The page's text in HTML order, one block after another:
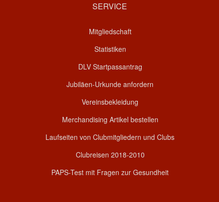
SERVICE
Mitgliedschaft
Statistiken
DLV Startpassantrag
Jubiläen-Urkunde anfordern
Vereinsbekleidung
Merchandising Artikel bestellen
Laufseiten von Clubmitgliedern und Clubs
Clubreisen 2018-2010
PAPS-Test mit Fragen zur Gesundheit